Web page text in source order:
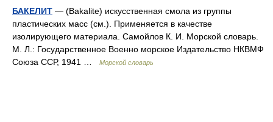
БАКЕЛИТ — (Bakalite) искусственная смола из группы
пластических масс (см.). Применяется в качестве
изолирующего материала. Самойлов К. И. Морской словарь.
М. Л.: Государственное Военно морское Издательство НКВМФ
Союза ССР, 1941 …
Морской словарь